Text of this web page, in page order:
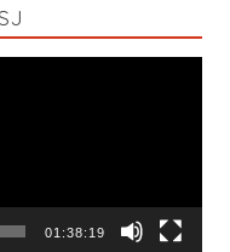
01:38:19